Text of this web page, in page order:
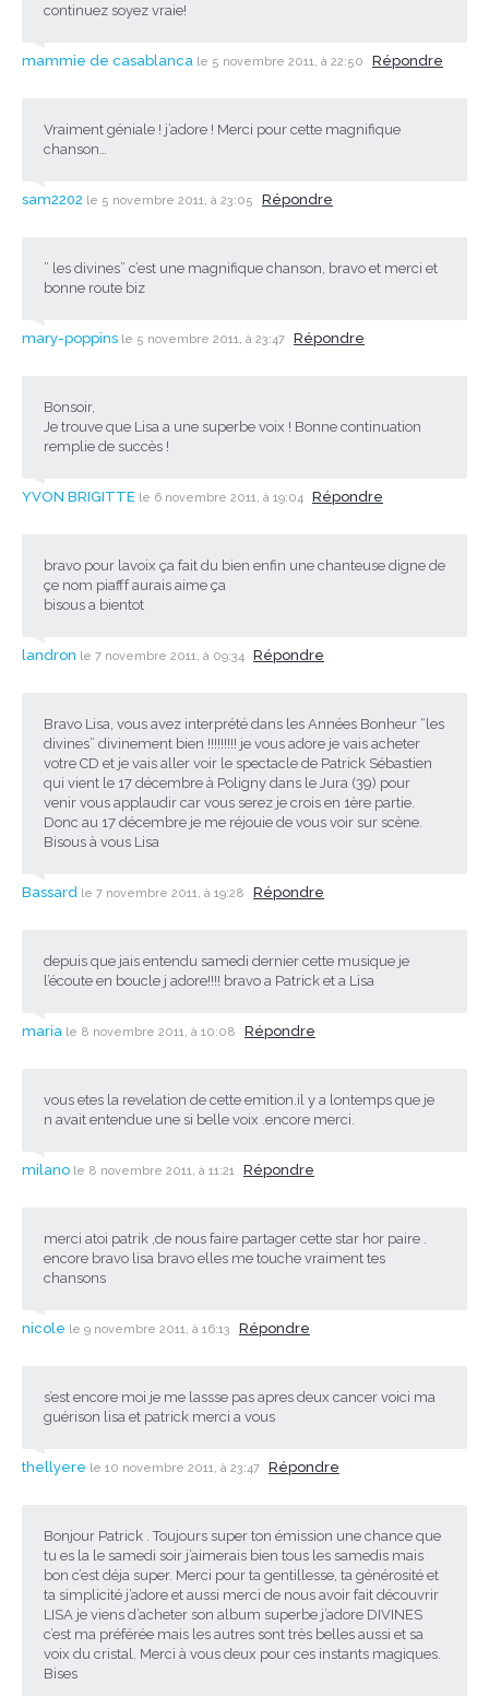
continuez soyez vraie!
mammie de casablanca le 5 novembre 2011, à 22:50 Répondre
Vraiment géniale ! j’adore ! Merci pour cette magnifique
chanson…
sam2202 le 5 novembre 2011, à 23:05 Répondre
” les divines” c’est une magnifique chanson, bravo et merci et
bonne route biz
mary-poppins le 5 novembre 2011, à 23:47 Répondre
Bonsoir,
Je trouve que Lisa a une superbe voix ! Bonne continuation
remplie de succès !
YVON BRIGITTE le 6 novembre 2011, à 19:04 Répondre
bravo pour lavoix ça fait du bien enfin une chanteuse digne de
çe nom piafff aurais aime ça
bisous a bientot
landron le 7 novembre 2011, à 09:34 Répondre
Bravo Lisa, vous avez interprété dans les Années Bonheur “les
divines” divinement bien !!!!!!!!! je vous adore je vais acheter
votre CD et je vais aller voir le spectacle de Patrick Sébastien
qui vient le 17 décembre à Poligny dans le Jura (39) pour
venir vous applaudir car vous serez je crois en 1ère partie.
Donc au 17 décembre je me réjouie de vous voir sur scène.
Bisous à vous Lisa
Bassard le 7 novembre 2011, à 19:28 Répondre
depuis que jais entendu samedi dernier cette musique je
l’écoute en boucle j adore!!!! bravo a Patrick et a Lisa
maria le 8 novembre 2011, à 10:08 Répondre
vous etes la revelation de cette emition.il y a lontemps que je
n avait entendue une si belle voix .encore merci.
milano le 8 novembre 2011, à 11:21 Répondre
merci atoi patrik ,de nous faire partager cette star hor paire .
encore bravo lisa bravo elles me touche vraiment tes
chansons
nicole le 9 novembre 2011, à 16:13 Répondre
s’est encore moi je me lassse pas apres deux cancer voici ma
guérison lisa et patrick merci a vous
thellyere le 10 novembre 2011, à 23:47 Répondre
Bonjour Patrick . Toujours super ton émission une chance que
tu es la le samedi soir j’aimerais bien tous les samedis mais
bon c’est déja super. Merci pour ta gentillesse, ta générosité et
ta simplicité j’adore et aussi merci de nous avoir fait découvrir
LISA je viens d’acheter son album superbe j’adore DIVINES
c’est ma préférée mais les autres sont très belles aussi et sa
voix du cristal. Merci à vous deux pour ces instants magiques.
Bises